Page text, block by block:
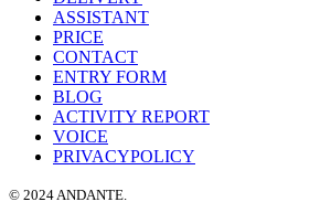
ASSISTANT
PRICE
CONTACT
ENTRY FORM
BLOG
ACTIVITY REPORT
VOICE
PRIVACYPOLICY
© 2024 ANDANTE.